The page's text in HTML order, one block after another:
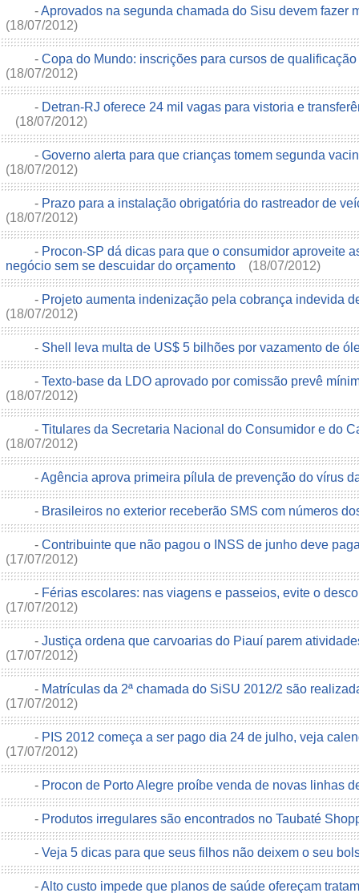
-Aprovados na segunda chamada do Sisu devem fazer
(18/07/2012)
- Copa do Mundo: inscrições para cursos de
(18/07/2012)
- Detran-RJ oferece 24 mil vagas para vistoria e
(18/07/2012)
- Governo alerta para que crianças tomem segunda
(18/07/2012)
- Prazo para a instalação obrigatória do rastreador de
(18/07/2012)
- Procon-SP dá dicas para que o consumidor aproveite
negócio sem se descuidar do orçamento
(18/07/2012)
- Projeto aumenta indenização pela cobrança indevida
(18/07/2012)
- Shell leva multa de US$ 5 bilhões por vazamento de
- Texto-base da LDO aprovado por comissão prevê
(18/07/2012)
- Titulares da Secretaria Nacional do Consumidor e do
(18/07/2012)
-Agência aprova primeira pílula de prevenção do vírus
- Brasileiros no exterior receberão SMS com números
- Contribuinte que não pagou o INSS de junho deve
(17/07/2012)
- Férias escolares: nas viagens e passeios, evite o
(17/07/2012)
- Justiça ordena que carvoarias do Piauí parem
(17/07/2012)
- Matrículas da 2ª chamada do SiSU 2012/2 são
(17/07/2012)
- PIS 2012 começa a ser pago dia 24 de julho, veja
(17/07/2012)
- Procon de Porto Alegre proíbe venda de novas linhas
- Produtos irregulares são encontrados no Taubaté
- Veja 5 dicas para que seus filhos não deixem o seu
-Alto custo impede que planos de saúde ofereçam